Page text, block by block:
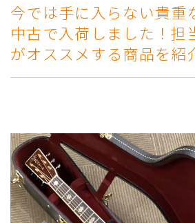
今では手に入らない貴重
中古で入荷しました！担
がオススメする商品を紹